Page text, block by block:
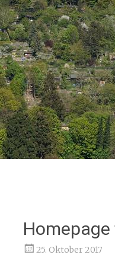
25. Oktober 2017